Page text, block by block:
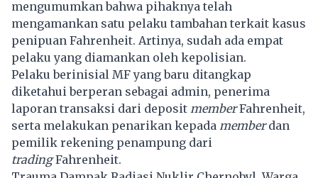
mengumumkan bahwa pihaknya telah
mengamankan satu pelaku tambahan terkait kasus
penipuan Fahrenheit. Artinya, sudah ada empat
pelaku yang diamankan oleh kepolisian.
Pelaku berinisial MF yang baru ditangkap
diketahui berperan sebagai admin, penerima
laporan transaksi dari deposit memberFahrenheit,
serta melakukan penarikan kepada memberdan
pemilik rekening penampung dari
tradingFahrenheit.